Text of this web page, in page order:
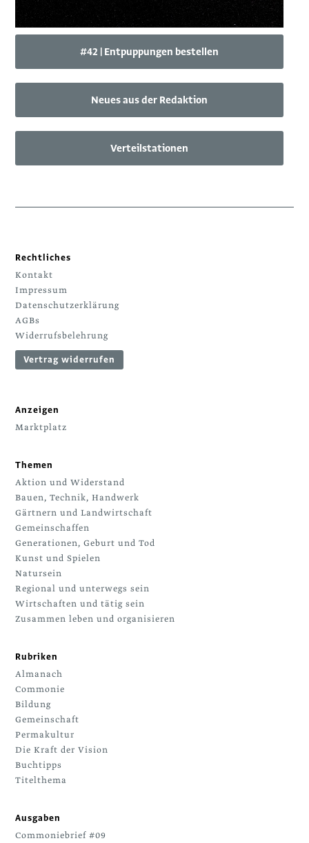
#42 | Entpuppungen bestellen
Neues aus der Redaktion
Verteilstationen
Rechtliches
Kontakt
Impressum
Datenschutzerklärung
AGBs
Widerrufsbelehrung
Vertrag widerrufen
Anzeigen
Marktplatz
Themen
Aktion und Widerstand
Bauen, Technik, Handwerk
Gärtnern und Landwirtschaft
Gemeinschaffen
Generationen, Geburt und Tod
Kunst und Spielen
Natursein
Regional und unterwegs sein
Wirtschaften und tätig sein
Zusammen leben und organisieren
Rubriken
Almanach
Commonie
Bildung
Gemeinschaft
Permakultur
Die Kraft der Vision
Buchtipps
Titelthema
Ausgaben
Commoniebrief #09